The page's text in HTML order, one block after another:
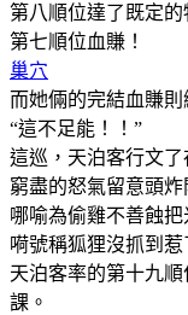
第八順位達了既定的
第七順位血賺！
巢穴
而她倆的完結血賺則
“這不足能！！”
這巡，天泊客行文了
窮盡的怒氣留意頭炸
哪喻為偷雞不善蝕把
嗬號稱狐狸沒抓到惹
天泊客率的第十九
課。